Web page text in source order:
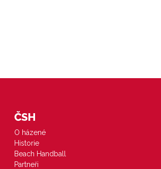
ČSH
O házené
Historie
Beach Handball
Partneři